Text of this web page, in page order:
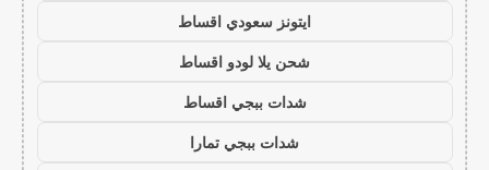
ايتونز سعودي اقساط
شحن يلا لودو اقساط
شدات ببجي اقساط
شدات ببجي تمارا